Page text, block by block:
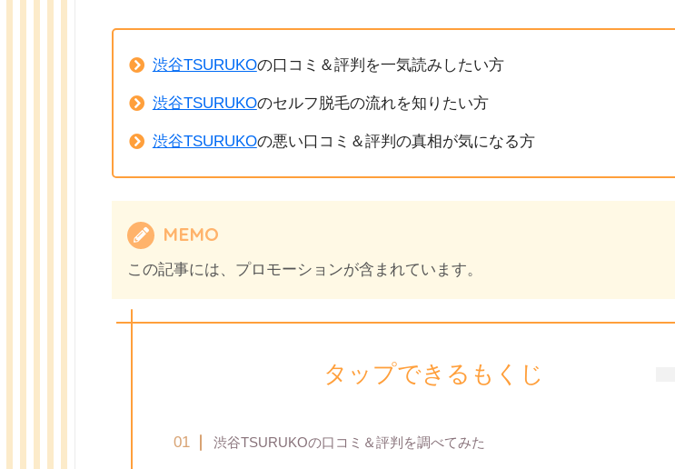
渋谷TSURUKOの口コミ＆評判を一気読みしたい方
渋谷TSURUKOのセルフ脱毛の流れを知りたい方
渋谷TSURUKOの悪い口コミ＆評判の真相が気になる方
MEMO
この記事には、プロモーションが含まれています。
タップできるもくじ
渋谷TSURUKOの口コミ＆評判を調べてみた